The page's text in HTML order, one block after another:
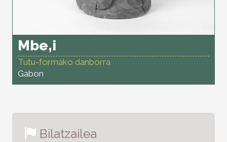
Mbe,i
Tutu-formako danborra
Gabon
Bilatzailea